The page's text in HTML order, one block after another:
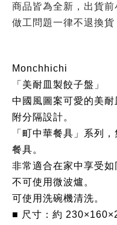
商品皆為全新，出貨前
做工問題一律不退換貨
Monchhichi
「美耐皿製餃子盤」
中國風圖案可愛的美耐
附分隔設計。
「町中華餐具」系列
餐具。
非常適合在家中享受如
不可使用微波爐。
可使用洗碗機清洗。
■ 尺寸：約